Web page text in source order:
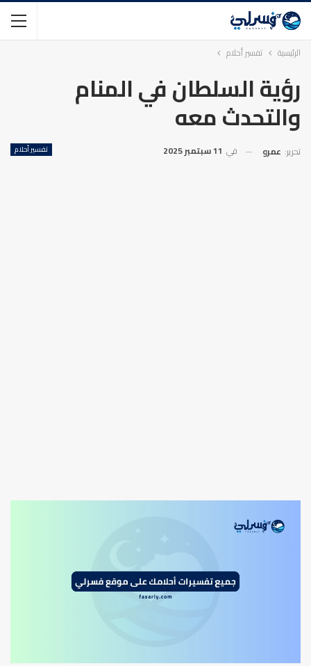
الرئيسية تفسير أحلام
رؤية السلطان في المنام
والتحدث معه
تفسير أحلام تحرير: عمرو في 11 سبتمبر 2025